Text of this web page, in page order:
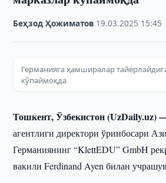
Беҳзод Ҳожиматов 19.03.2025 15:45
Германияга ҳамширалар
кўпаймоқда
Тошкент, Ўзбекистон (UzDaily.uz)
агентлиги директори ўринбосари
Германиянинг “KlettEDU” GmbH
вакили Ferdinand Ayen билан